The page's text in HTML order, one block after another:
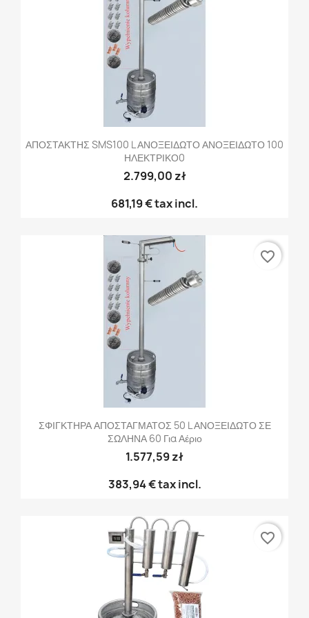
ΑΠΟΣΤΑΚΤΗΣ SMS100 L ΑΝΟΞΕΙΔΩΤΟ ΑΝΟΞΕΙΔΩΤΟ 100
ΗΛΕΚΤΡΙΚΟ0
2.799,00 zł
681,19 €tax incl.
ΣΦΙΓΚΤΗΡΑ ΑΠΟΣΤΑΓΜΑΤΟΣ 50 L ΑΝΟΞΕΙΔΩΤΟ ΣΕ
ΣΩΛΗΝΑ 60 Για Αέριο
1.577,59 zł
383,94 €tax incl.
favorite_border
favorite_border